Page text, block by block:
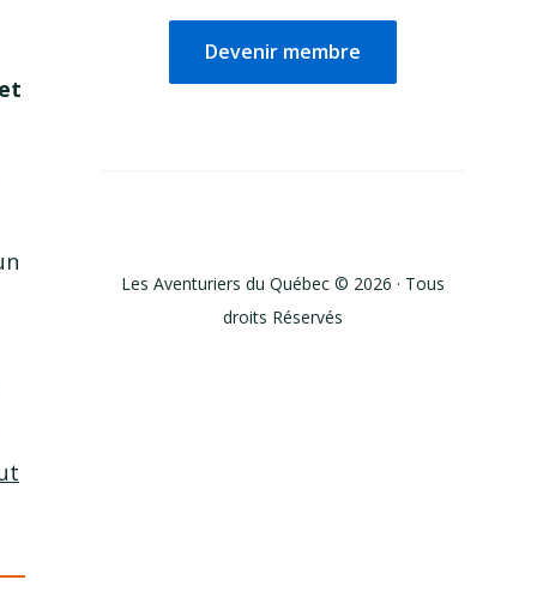
Devenir membre
Les Aventuriers du Québec © 2026 · Tous
droits Réservés